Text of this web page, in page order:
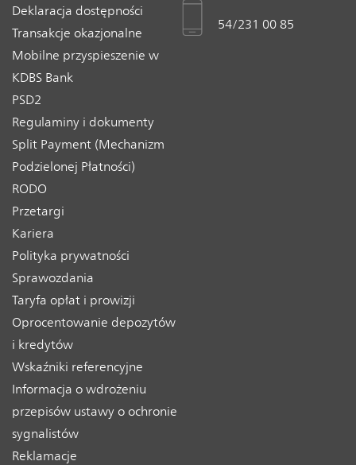
Deklaracja dostępności
Transakcje okazjonalne
Mobilne przyspieszenie w
KDBS Bank
PSD2
Regulaminy i dokumenty
Split Payment (Mechanizm
Podzielonej Płatności)
RODO
Przetargi
Kariera
Polityka prywatności
Sprawozdania
Taryfa opłat i prowizji
Oprocentowanie depozytów
i kredytów
Wskaźniki referencyjne
Informacja o wdrożeniu
przepisów ustawy o ochronie
sygnalistów
Reklamacje
54/231 00 85